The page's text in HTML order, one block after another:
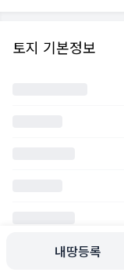
토지 기본정보
내땅등록